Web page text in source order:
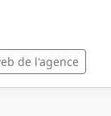
de l'agence